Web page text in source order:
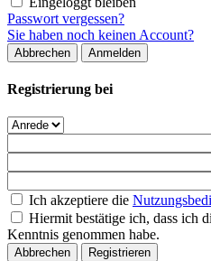
Passwort vergessen?
Sie haben noch keinen Account?
Abbrechen Anmelden
Registrierung bei
Ich akzeptiere die
Hiermit bestätige ich, dass ich
Kenntnis genommen habe.
Abbrechen Registrieren